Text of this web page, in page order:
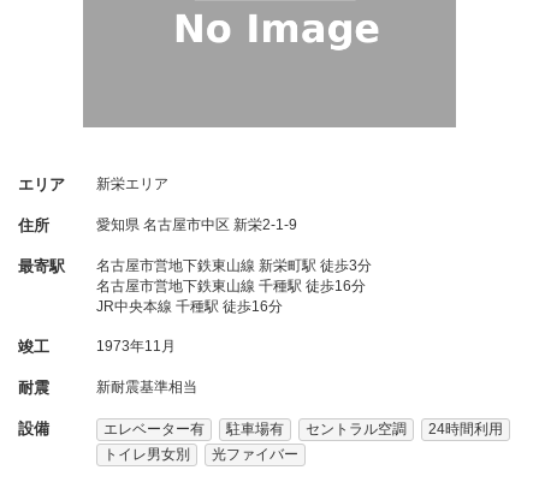
エリア 新栄エリア
住所 愛知県 名古屋市中区 新栄2-1-9
最寄駅
名古屋市営地下鉄東山線 新栄町駅 徒歩3分
名古屋市営地下鉄東山線 千種駅 徒歩16分
JR中央本線 千種駅 徒歩16分
竣工 1973年11月
耐震 新耐震基準相当
設備 エレベーター有 駐車場有 セントラル空調
24時間利用
トイレ男女別
光ファイバー